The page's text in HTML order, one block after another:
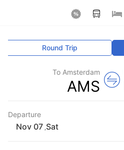
Round Trip
To Amsterdam
AMS
Departure
Sat